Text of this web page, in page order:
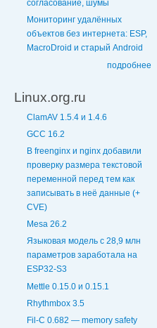
согласование, шумы
Мониторинг удалённых
объектов без интернета: ESP,
MacroDroid и старый Android
подробнее
Linux.org.ru
ClamAV 1.5.4 и 1.4.6
GCC 16.2
В freenginx и nginx добавили
проверку размера текстовой
переменной перед тем как
записывать в неё данные (+
CVE)
Mesa 26.2
Языковая модель с 28,9 млн
параметров заработала на
ESP32-S3
Mettle 0.15.0 и 0.15.1
Rhythmbox 3.5
Fil-C 0.682 — memory safety